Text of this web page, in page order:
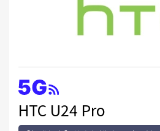
HTC U24 Pro